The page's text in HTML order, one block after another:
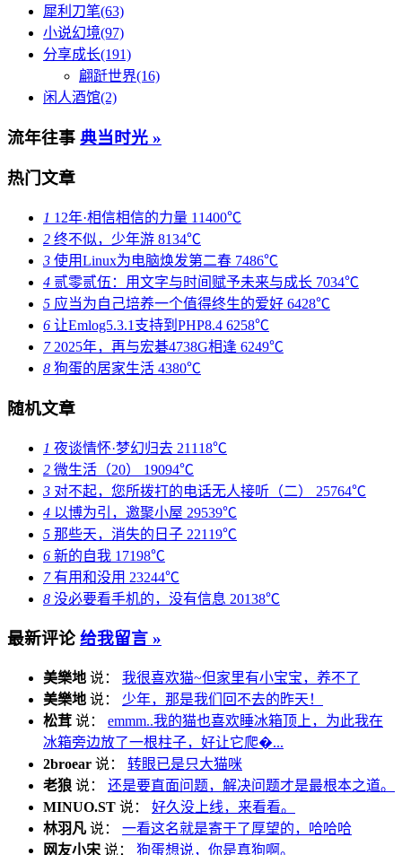
犀利刀笔(63)
小说幻境(97)
分享成长(191)
翩跹世界(16)
闲人酒馆(2)
流年往事 典当时光 »
热门文章
1 12年·相信相信的力量 11400℃
2 终不似，少年游 8134℃
3 使用Linux为电脑焕发第二春 7486℃
4 贰零贰伍：用文字与时间赋予未来与成长 7034℃
5 应当为自己培养一个值得终生的爱好 6428℃
6 让Emlog5.3.1支持到PHP8.4 6258℃
72025年，再与宏碁4738G相逢 6249℃
8 狗蛋的居家生活 4380℃
随机文章
1 夜谈情怀·梦幻归去 21118℃
2 微生活（20） 19094℃
3 对不起，您所拨打的电话无人接听（二） 25764℃
4 以博为引，邀聚小屋 29539℃
5 那些天，消失的日子 22119℃
6 新的自我 17198℃
7有用和没用 23244℃
8 没必要看手机的，没有信息 20138℃
最新评论 给我留言 »
美樂地 说： 我很喜欢猫~但家里有小宝宝，养不了
美樂地 说： 少年，那是我们回不去的昨天！
松茸 说： emmm..我的猫也喜欢睡冰箱顶上，为此我在
冰箱旁边放了一根柱子，好让它爬�...
2broear 说： 转眼已是只大猫咪
老狼 说： 还是要直面问题，解决问题才是最根本之道。
MINUO.ST 说： 好久没上线，来看看。
林羽凡 说： 一看这名就是寄于了厚望的，哈哈哈
网友小宋 说： 狗蛋想说，你是真狗啊。